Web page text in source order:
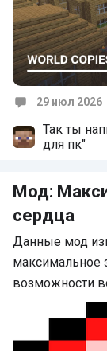
29 июл 2026
Так ты
для пк"
Мод:
сердца
Данные мод
максимальное
возможности